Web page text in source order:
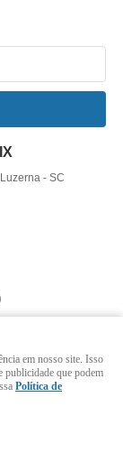
-SC
em nosso site. Isso
publicidade que podem
Política de